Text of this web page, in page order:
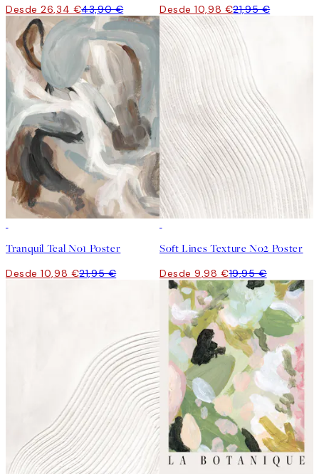
Desde 26,34 €43,90 € Desde 10,98 €21,95 €
Tranquil Teal No1 Poster
Desde 10,98 €21,95 €
Soft Lines Texture No2 Poster
Desde 9,98 €19,95 €